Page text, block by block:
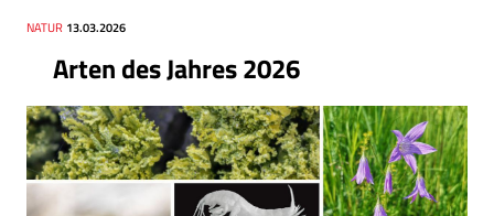
Arten des Jahres 2026
Thema
NATUR
Datum 13.03.2026